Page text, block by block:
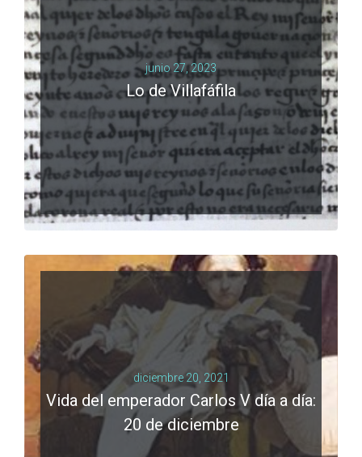
junio 27, 2023
Lo de Villafáfila
LEER MÁS
0 comments
diciembre 20, 2021
Vida del emperador Carlos V día a día:
20 de diciembre
LEER MÁS
0 comments